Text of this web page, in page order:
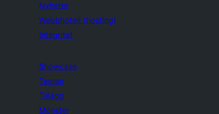
Nyheter
Webbhotell (hosting)
Integritet
Showcase
Teman
Tillägg
Mönster